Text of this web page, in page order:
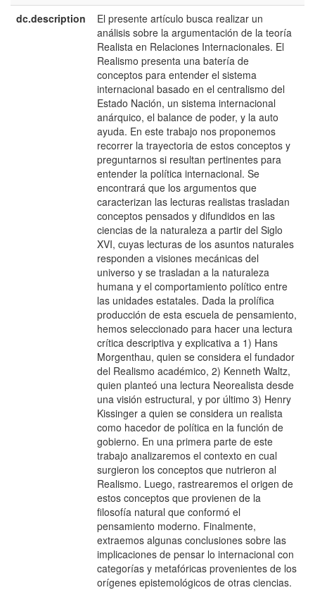
dc.description
El presente artículo busca realizar un
análisis sobre la argumentación de la teoría
Realista en Relaciones Internacionales. El
Realismo presenta una batería de
conceptos para entender el sistema
internacional basado en el centralismo del
Estado Nación, un sistema internacional
anárquico, el balance de poder, y la auto
ayuda. En este trabajo nos proponemos
recorrer la trayectoria de estos conceptos y
preguntarnos si resultan pertinentes para
entender la política internacional. Se
encontrará que los argumentos que
caracterizan las lecturas realistas trasladan
conceptos pensados y difundidos en las
ciencias de la naturaleza a partir del Siglo
XVI, cuyas lecturas de los asuntos naturales
responden a visiones mecánicas del
universo y se trasladan a la naturaleza
humana y el comportamiento político entre
las unidades estatales. Dada la prolífica
producción de esta escuela de pensamiento,
hemos seleccionado para hacer una lectura
crítica descriptiva y explicativa a 1) Hans
Morgenthau, quien se considera el fundador
del Realismo académico, 2) Kenneth Waltz,
quien planteó una lectura Neorealista desde
una visión estructural, y por último 3) Henry
Kissinger a quien se considera un realista
como hacedor de política en la función de
gobierno. En una primera parte de este
trabajo analizaremos el contexto en cual
surgieron los conceptos que nutrieron al
Realismo. Luego, rastrearemos el origen de
estos conceptos que provienen de la
filosofía natural que conformó el
pensamiento moderno. Finalmente,
extraemos algunas conclusiones sobre las
implicaciones de pensar lo internacional con
categorías y metafóricas provenientes de los
orígenes epistemológicos de otras ciencias.